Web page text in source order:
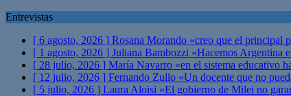
Entrevistas
[ 6 agosto, 2026 ] Rosana Morando «creo que el principal
[ 1 agosto, 2026 ] Juliana Bambozzi «Hacemos Argentina
[ 28 julio, 2026 ] María Navarro «en el sistema educativo
[ 12 julio, 2026 ] Fernando Zullo «Un docente que no
[ 5 julio, 2026 ] Laura Aloisi «El gobierno de Milei no